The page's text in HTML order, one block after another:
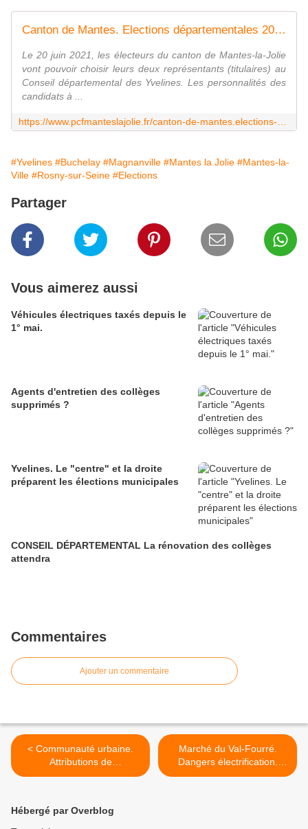
Canton de Mantes. Elections départementales 2021. Une gauche debout - Le blog de pcfmanteslajolie
Le 20 juin 2021, les électeurs du canton de Mantes-la-Jolie
vont pouvoir choisir leurs deux représentants (titulaires) au
Conseil départemental des Yvelines. Les personnalités des
candidats à ...
#Yvelines #Buchelay #Magnanville #Mantes la Jolie #Mantes-la-
Ville #Rosny-sur-Seine #Elections
Partager
Vous aimerez aussi
Véhicules électriques taxés depuis le
1° mai.
Agents d'entretien des collèges
supprimés ?
Yvelines. Le "centre" et la droite
préparent les élections municipales
CONSEIL DÉPARTEMENTAL La rénovation des collèges
attendra
Commentaires
Ajouter un commentaire
< Communauté urbaine.
Attributions de
compensation. Des
Marché du Val-Fourré.
Dangers électrification.
C'est pas moi, c'est l'autre !
Hébergé par Overblog